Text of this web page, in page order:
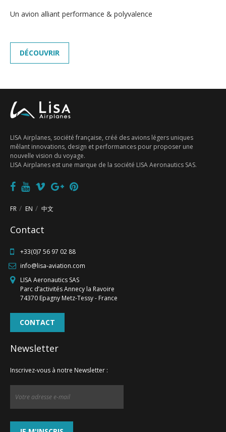
Un avion alliant performance & polyvalence
DÉCOUVRIR
LISA Airplanes, société française, créé des avions légers uniques
mêlant innovations, design et performances pour proposer une
nouvelle vision du voyage.
LISA Airplanes est une marque de la société LISA Aeronautics SAS.
FR EN 中文
Contact
+33(0)7 56 97 02 88
info@lisa-aviation.com
LISA Aeronautics SAS
Parc d’activités Annecy la Ravoire
74370 Epagny Metz-Tessy - France
CONTACT
Newsletter
Inscrivez-vous à notre Newsletter :